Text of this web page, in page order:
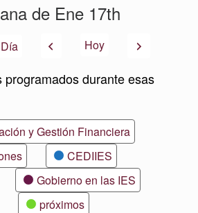
de Ene 17th
Día AnteriorHoy Siguiente
programados durante esas
y Gestión Financiera
CEDIIES
Gobierno en las IES
próximos